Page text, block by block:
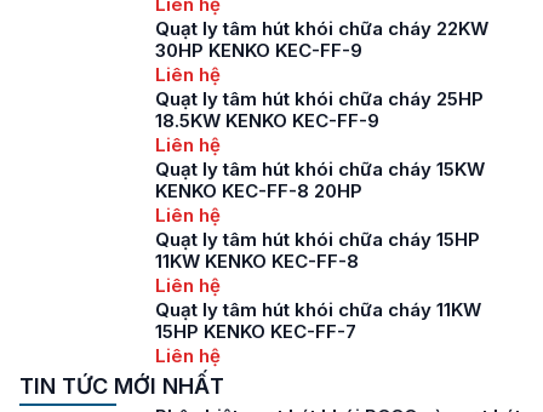
Quạt ly tâm hút khói chữa cháy 22KW
30HP KENKO KEC-FF-9
Liên hệ
Quạt ly tâm hút khói chữa cháy 25HP
18.5KW KENKO KEC-FF-9
Liên hệ
Quạt ly tâm hút khói chữa cháy 15KW
KENKO KEC-FF-8 20HP
Liên hệ
Quạt ly tâm hút khói chữa cháy 15HP
11KW KENKO KEC-FF-8
Liên hệ
Quạt ly tâm hút khói chữa cháy 11KW
15HP KENKO KEC-FF-7
Liên hệ
TIN TỨC MỚI NHẤT